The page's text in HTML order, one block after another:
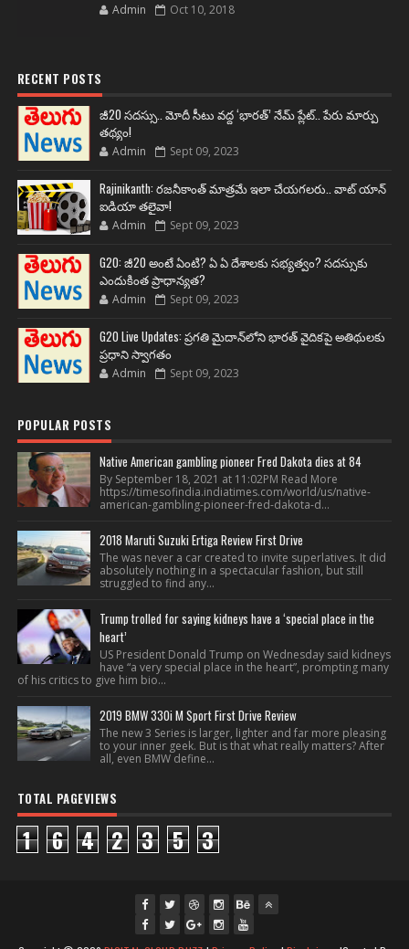
Admin Oct 10, 2018
RECENT POSTS
జీ20 సదస్సు.. మోదీ సీటు వద్ద ‘భారత్’ నేమ్ ప్లేట్‌.. పేరు మార్పు
తథ్యం!
Admin Sept 09, 2023
Rajinikanth: రజనీకాంత్ మాత్రమే ఇలా చేయగలరు.. వాట్ యాన్
ఐడియా తలైవా!
Admin Sept 09, 2023
G20: జీ20 అంటే ఏంటి? ఏ ఏ దేశాలకు సభ్యత్వం? సదస్సుకు
ఎందుకింత ప్రాధాన్యత?
Admin Sept 09, 2023
G20 Live Updates: ప్రగతి మైదాన్‌లోని భారత్ వైదికపై అతిథులకు
ప్రధాని స్వాగతం
Admin Sept 09, 2023
POPULAR POSTS
Native American gambling pioneer Fred Dakota dies at 84
By September 18, 2021 at 11:02PM Read More
https://timesofindia.indiatimes.com/world/us/native-
american-gambling-pioneer-fred-dakota-d...
2018 Maruti Suzuki Ertiga Review First Drive
The was never a car created to invite superlatives. It did
absolutely nothing in a spectacular fashion, but still
struggled to find any...
Trump trolled for saying kidneys have a ‘special place in the
heart’
US President Donald Trump on Wednesday said kidneys
have “a very special place in the heart”, prompting many
of his critics to give him bio...
2019 BMW 330i M Sport First Drive Review
The new 3 Series is larger, lighter and far more pleasing
to your inner geek. But is that what really matters? After
all, even BMW define...
TOTAL PAGEVIEWS
1 6 4 2 3 5 3
fac twi gpl ins you